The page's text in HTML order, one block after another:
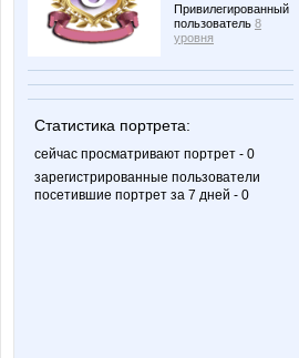
Привилегированный
пользователь 8
уровня
Статистика портрета:
сейчас просматривают портрет - 0
зарегистрированные пользователи
посетившие портрет за 7 дней - 0